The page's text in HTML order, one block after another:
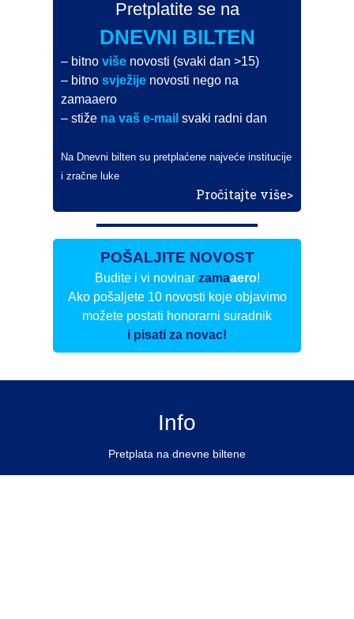
Pretplatite se na
DNEVNI BILTEN
– bitnoviše novosti (svaki dan >15)
– bitnosvježije novosti nego na
zamaaero
– stiže na vaš e-mail svaki radni dan
Na Dnevni bilten su pretplaćene najveće institucije
i zračne luke
Pročitajte više>
POŠALJITE NOVOST
Budite i vi novinar zamaaero!
Ako pošaljete 10 novosti koje objavimo
možete postati honorarni suradnik
i pisati za novac!
Info
Pretplata na dnevne biltene